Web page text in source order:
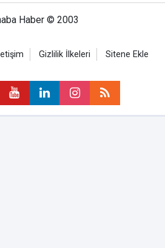
Haber © 2003
Gizlilik İlkeleri Sitene Ekle